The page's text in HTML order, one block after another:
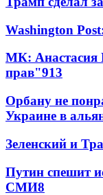
Washington
МК: Анастасия
прав"913
Орбану не
Украине в
Зеленский и
Путин спешит
СМИ8